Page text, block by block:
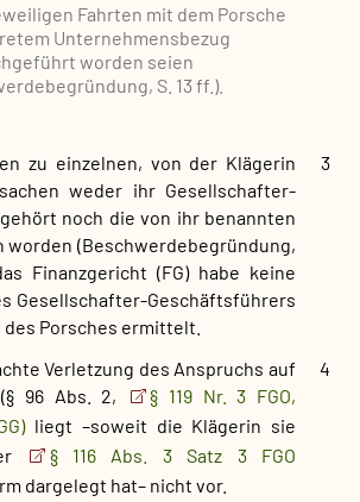
Fahrten mit dem Porsche
Unternehmensbezug
worden seien
S. 13 ff.).
3
zu einzelnen, von der Klägerin
weder ihr Gesellschafter-
noch die von ihr benannten
worden (Beschwerdebegründung,
Finanzgericht (FG) habe keine
Gesellschafter-Geschäftsführers
Porsches ermittelt.
4
Verletzung des Anspruchs auf
96 Abs. 2,
§ 119 Nr. 3 FGO,
liegt –soweit die Klägerin sie
§ 116 Abs. 3 Satz 3 FGO
dargelegt hat– nicht vor.